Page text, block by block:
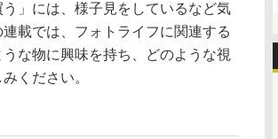
」には、様子見をしているなど気
載では、フォトライフに関連する
な物に興味を持ち、どのような視
ください。